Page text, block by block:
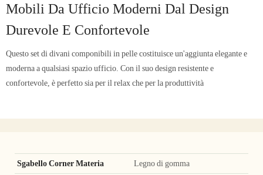
Mobili Da Ufficio Moderni Dal Design
Durevole E Confortevole
Questo set di divani componibili in pelle costituisce un'aggiunta elegante e
moderna a qualsiasi spazio ufficio. Con il suo design resistente e
confortevole, è perfetto sia per il relax che per la produttività
Sgabello Corner Materia Legno di gomma